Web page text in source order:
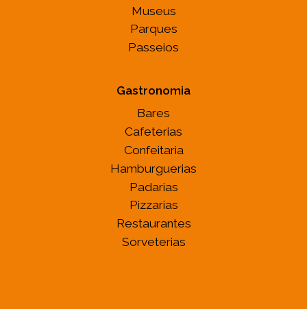
Museus
Parques
Passeios
Gastronomia
Bares
Cafeterias
Confeitaria
Hamburguerias
Padarias
Pizzarias
Restaurantes
Sorveterias